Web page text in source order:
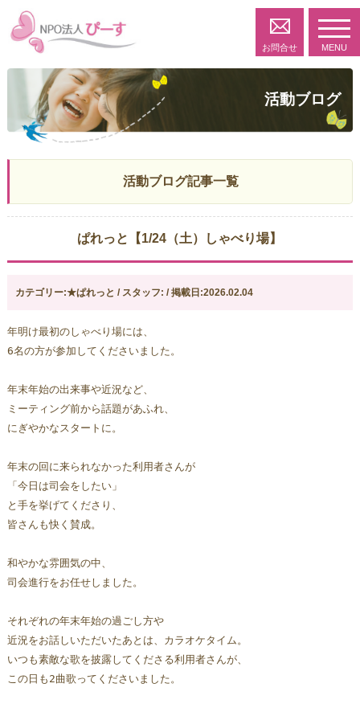
お問合せ MENU
活動ブログ
活動ブログ記事一覧
ぱれっと【1/24（土）しゃべり場】
カテゴリー:★ぱれっと / スタッフ: / 掲載日:2026.02.04
年明け最初のしゃべり場には、
6名の方が参加してくださいました。
年末年始の出来事や近況など、
ミーティング前から話題があふれ、
にぎやかなスタートに。
年末の回に来られなかった利用者さんが
「今日は司会をしたい」
と手を挙げてくださり、
皆さんも快く賛成。
和やかな雰囲気の中、
司会進行をお任せしました。
それぞれの年末年始の過ごし方や
近況をお話しいただいたあとは、カラオケタイム。
いつも素敵な歌を披露してくださる利用者さんが、
この日も2曲歌ってくださいました。